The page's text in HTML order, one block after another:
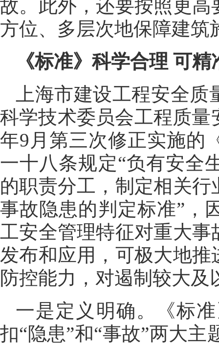
故。此外，还要按照更
方位、多层次地保障建筑
《标准》科学合理 可
上海市建设工程安全
科学技术委员会工程质量
年9月第三次修正实施的
一十八条规定“负有安全
的职责分工，制定相关
事故隐患的判定标准”，
工安全管理特征对重大
发布和应用，可极大地
防控能力，对遏制较大
一是定义明确。《标
扣“隐患”和“事故”两大主